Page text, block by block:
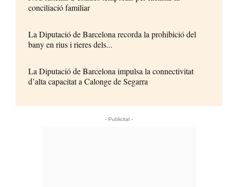
conciliació familiar
La Diputació de Barcelona recorda la prohibició del
bany en rius i rieres dels...
La Diputació de Barcelona impulsa la connectivitat
d’alta capacitat a Calonge de Segarra
- Publicitat -